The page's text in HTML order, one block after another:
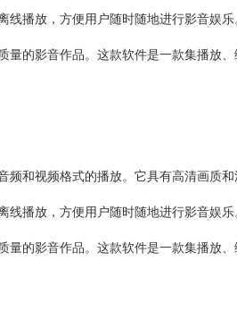
播放，方便用户随时随地进行影音娱
的影音作品。这款软件是一款集播放
和视频格式的播放。它具有高清画质
播放，方便用户随时随地进行影音娱
的影音作品。这款软件是一款集播放